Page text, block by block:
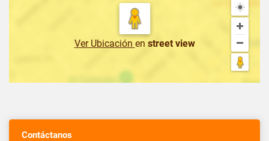
Ver Ubicación en street view
Contáctanos